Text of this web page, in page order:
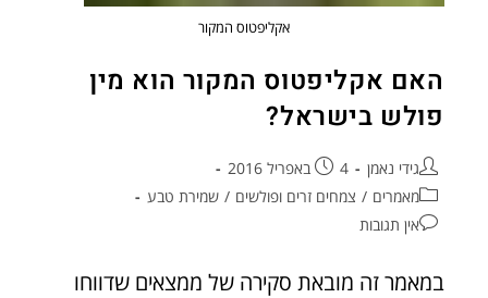
אקליפטוס המקור
האם אקליפטוס המקור הוא מין
פולש בישראל?
גידי נאמן
4 באפריל 2016
מאמרים / צמחים זרים ופולשים / שמירת טבע
אין תגובות
במאמר זה מובאת סקירה של ממצאים שדווחו